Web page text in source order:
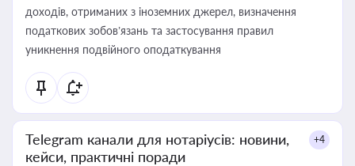
доходів, отриманих з іноземних джерел, визначення
податкових зобов’язань та застосування правил
уникнення подвійного оподаткування
Telegram канали для нотаріусів: новини,
кейси, практичні поради
+4